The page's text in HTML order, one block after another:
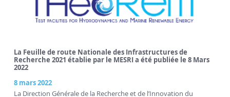
La Feuille de route Nationale des Infrastructures de
Recherche 2021 établie par le MESRI a été publiée le 8 Mars
2022
8 mars 2022
La Direction Générale de la Recherche et de l’Innovation du